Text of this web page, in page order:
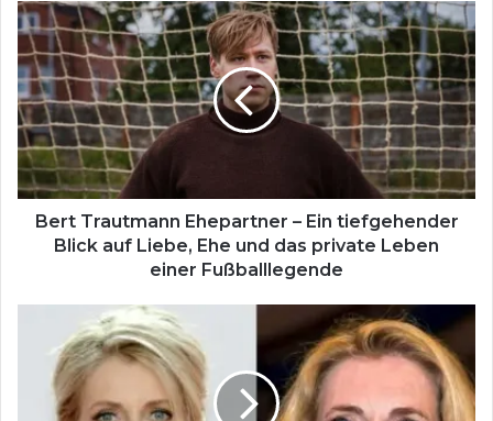
Bert
Trautmann
Ehepartner
–
Ein
tiefgehender
Blick
auf
Liebe,
Ehe
Fußballlegende
Bert Trautmann Ehepartner – Ein tiefgehender
Blick auf Liebe, Ehe und das private Leben
einer Fußballlegende
Furtwängler
neuer
Partner